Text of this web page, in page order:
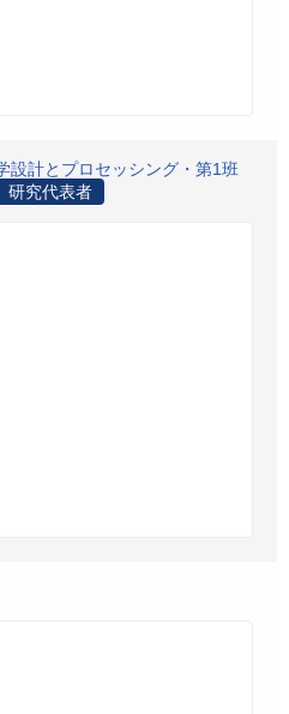
設計とプロセッシング・第1班
研究代表者